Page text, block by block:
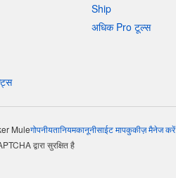
Ship
अधिक Pro टूल्स
Muleगोपनीयतानियमकानूनीसाईट मापकुकीज़ मैनेज करें
द्वारा सुरक्षित है